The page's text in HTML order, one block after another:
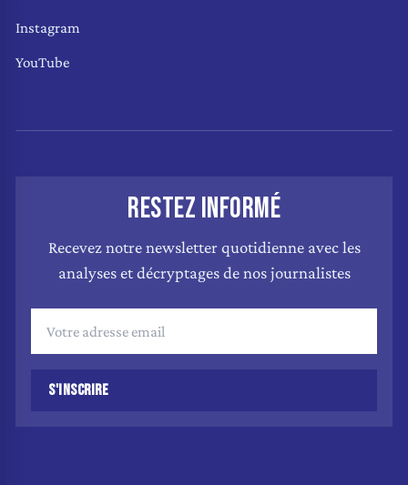
Instagram
YouTube
RESTEZ INFORMÉ
Recevez notre newsletter quotidienne avec les
analyses et décryptages de nos journalistes
S'INSCRIRE